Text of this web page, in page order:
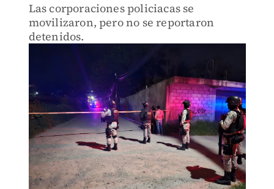
Las corporaciones policiacas se
movilizaron, pero no se reportaron
detenidos.